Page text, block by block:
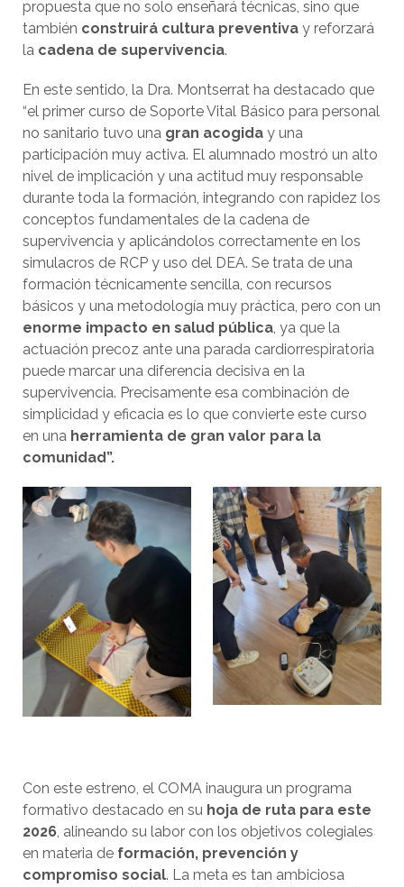
propuesta que no solo enseñará técnicas, sino que
también construirá cultura preventiva y reforzará
la cadena de supervivencia.
En este sentido, la Dra. Montserrat ha destacado que
“el primer curso de Soporte Vital Básico para personal
no sanitario tuvo una gran acogida y una
participación muy activa. El alumnado mostró un alto
nivel de implicación y una actitud muy responsable
durante toda la formación, integrando con rapidez los
conceptos fundamentales de la cadena de
supervivencia y aplicándolos correctamente en los
simulacros de RCP y uso del DEA. Se trata de una
formación técnicamente sencilla, con recursos
básicos y una metodología muy práctica, pero con un
enorme impacto en salud pública , ya que la
actuación precoz ante una parada cardiorrespiratoria
puede marcar una diferencia decisiva en la
supervivencia. Precisamente esa combinación de
simplicidad y eficacia es lo que convierte este curso
en una herramienta de gran valor para la
comunidad”.
Con este estreno, el COMA inaugura un programa
formativo destacado en su hoja de ruta para este
2026, alineando su labor con los objetivos colegiales
en materia de formación, prevención y
compromiso social. La meta es tan ambiciosa